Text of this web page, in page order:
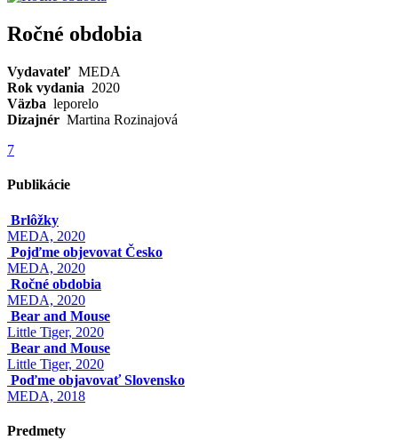
Ročné obdobia
Vydavateľ MEDA
Rok vydania 2020
Väzba leporelo
Dizajnér Martina Rozinajová
7
Publikácie
Brlôžky
MEDA, 2020
Pojďme objevovat Česko
MEDA, 2020
Ročné obdobia
MEDA, 2020
Bear and Mouse
Little Tiger, 2020
Bear and Mouse
Little Tiger, 2020
Poďme objavovať Slovensko
MEDA, 2018
Predmety